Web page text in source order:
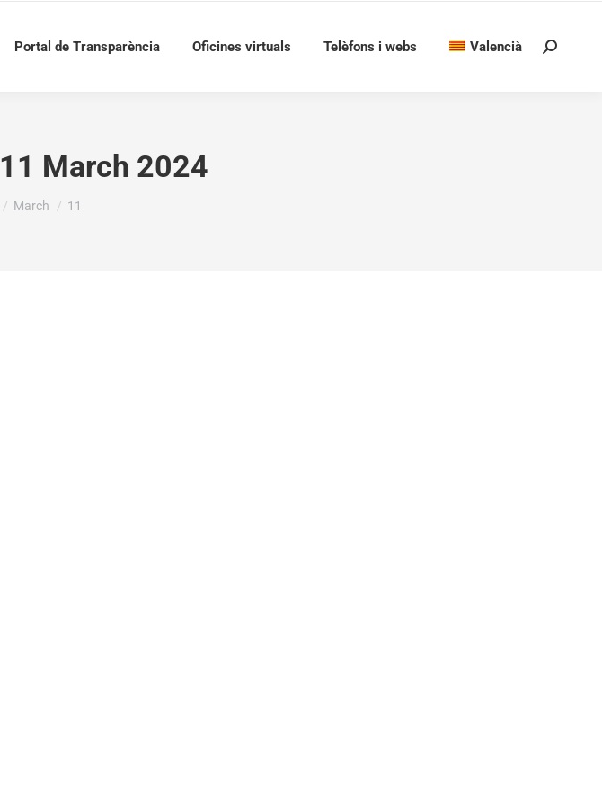
Portal de Transparència Oficines virtuals Telèfons i webs Valencià Search:
11 March 2024
March 11